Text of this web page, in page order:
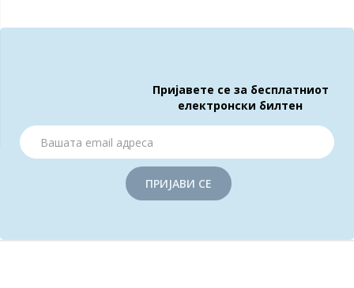
Пријавете се за бесплатниот
електронски билтен
ПРИЈАВИ СЕ